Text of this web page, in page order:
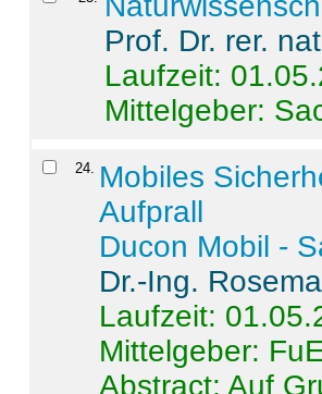
Prof. Dr. rer.
Laufzeit:
Mittelgeber:
24. Mobiles
Aufprall
Ducon Mobil -
Dr.-Ing.
Laufzeit:
Mittelgeber:
Abstract:Auf